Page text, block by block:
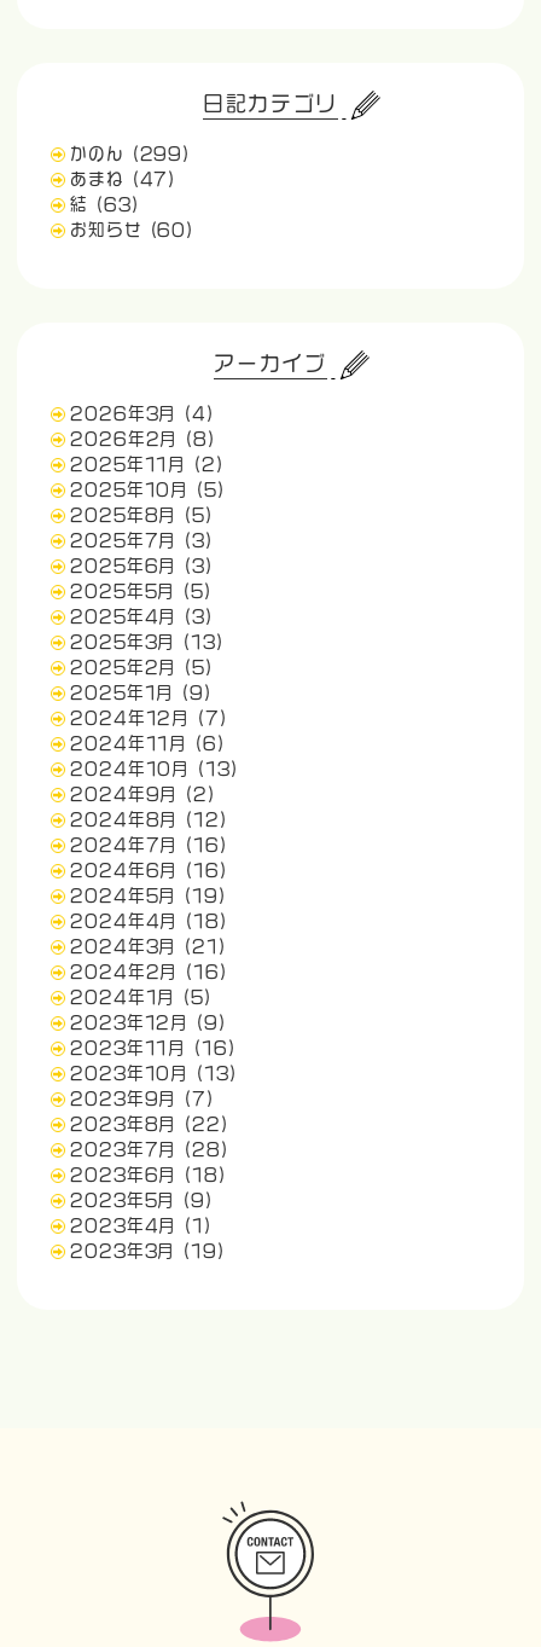
日記カテゴリ
かのん
(299)
あまね
(47)
結
(63)
お知らせ
(60)
アーカイブ
2026年3月
(4)
2026年2月
(8)
2025年11月
(2)
2025年10月
(5)
2025年8月
(5)
2025年7月
(3)
2025年6月
(3)
2025年5月
(5)
2025年4月
(3)
2025年3月
(13)
2025年2月
(5)
2025年1月
(9)
2024年12月
(7)
2024年11月
(6)
2024年10月
(13)
2024年9月
(2)
2024年8月
(12)
2024年7月
(16)
2024年6月
(16)
2024年5月
(19)
2024年4月
(18)
2024年3月
(21)
2024年2月
(16)
2024年1月
(5)
2023年12月
(9)
2023年11月
(16)
2023年10月
(13)
2023年9月
(7)
2023年8月
(22)
2023年7月
(28)
2023年6月
(18)
2023年5月
(9)
2023年4月
(1)
2023年3月
(19)